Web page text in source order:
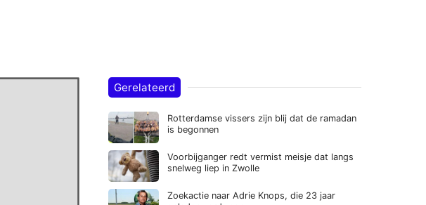
Gerelateerd
Rotterdamse vissers zijn blij dat de ramadan
is begonnen
Voorbijganger redt vermist meisje dat langs
snelweg liep in Zwolle
Zoekactie naar Adrie Knops, die 23 jaar